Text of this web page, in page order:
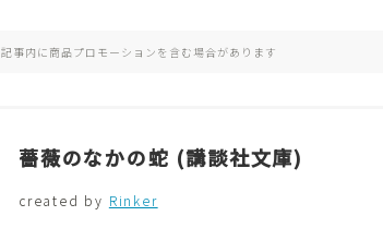
作者別おすすめ Author
記事内に商品プロモーションを含む場合があります
薔薇のなかの蛇 (講談社文庫)
created by Rinker